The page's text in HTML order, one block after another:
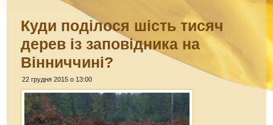
Куди поділося шість тисяч
дерев із заповідника на
Вінниччині?
22 грудня 2015 о 13:00